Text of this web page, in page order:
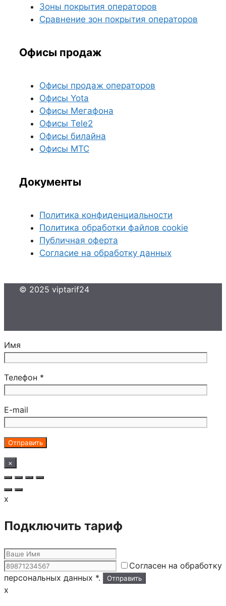
Зоны покрытия операторов
Сравнение зон покрытия операторов
Офисы продаж
Офисы продаж операторов
Офисы Yota
Офисы Мегафона
Офисы Tele2
Офисы билайна
Офисы МТС
Документы
Политика конфиденциальности
Политика обработки файлов cookie
Публичная оферта
Согласие на обработку данных
© 2025 viptarif24
Имя
Телефон *
E-mail
×
x
Подключить тариф
Согласен на обработку
персональных данных *.
x